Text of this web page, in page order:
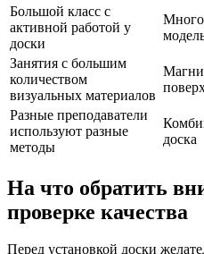
Большой класс с
активной работой у
доски
Занятия с большим
количеством
визуальных материалов
Разные преподаватели
используют разные
методы
доска
На что обратить
проверке качества
Перед установкой доски